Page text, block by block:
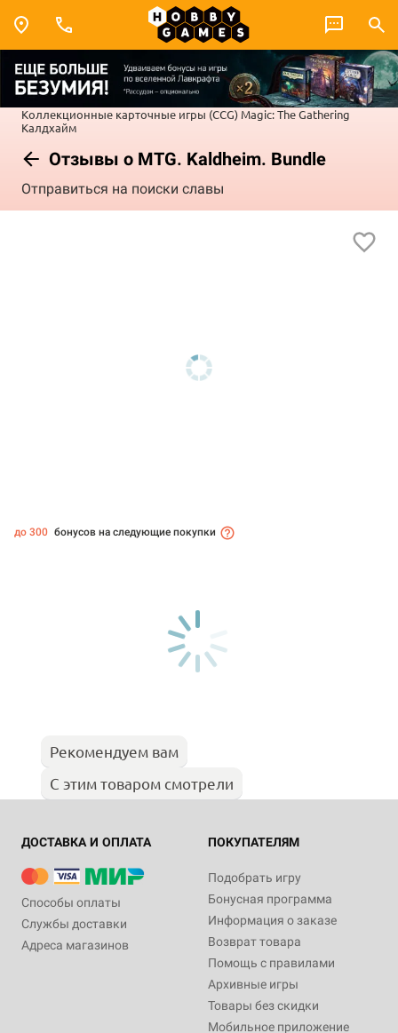
Коллекционные карточные игры (CCG) Magic: The Gathering
Калдхайм
Отзывы о MTG. Kaldheim. Bundle
Отправиться на поиски славы
до 300 бонусов на следующие покупки
Рекомендуем вам
С этим товаром смотрели
ДОСТАВКА И ОПЛАТА
Способы оплаты
Службы доставки
Адреса магазинов
ПОКУПАТЕЛЯМ
Подобрать игру
Бонусная программа
Информация о заказе
Возврат товара
Помощь с правилами
Архивные игры
Товары без скидки
Мобильное приложение